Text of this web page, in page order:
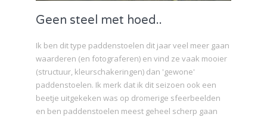
Geen steel met hoed..
Ik ben dit type paddenstoelen dit jaar veel meer gaan
waarderen (en fotograferen) en vind ze vaak mooier
(structuur, kleurschakeringen) dan 'gewone'
paddenstoelen. Ik merk dat ik dit seizoen ook een
beetje uitgekeken was op dromerige sfeerbeelden
en ben paddenstoelen meest geheel scherp gaan